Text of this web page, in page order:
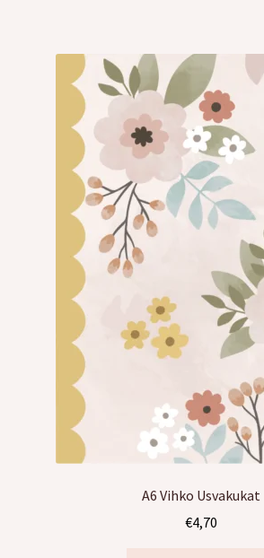
A6 Vihko Usvakukat
€4,70